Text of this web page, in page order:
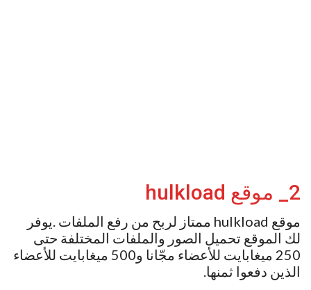
2_ موقع hulkload
موقع hulkload ممتاز لربح من رفع الملفات .يوفر
لك الموقع تحميل الصور والملفات المختلفة حتى
250 ميغابايت للأعضاء مجّانا و500 ميغابايت للأعضاء
الذين دفعوا ثمنها.